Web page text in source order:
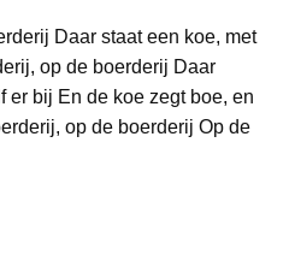
Daar staat een koe, met
op de boerderij Daar
er bij En de koe zegt boe, en
op de boerderij Op de